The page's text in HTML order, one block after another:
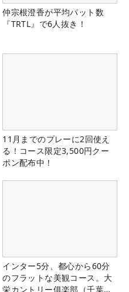
仲宗根澄香が平均パット数
『TRTL』で6人抜き！
11月までのプレーに2回使え
る！コース限定3,500円クー
ポン配布中！
インター5分、都心から60分
のフラットな美観コース。大
栄カントリー俱楽部（千葉